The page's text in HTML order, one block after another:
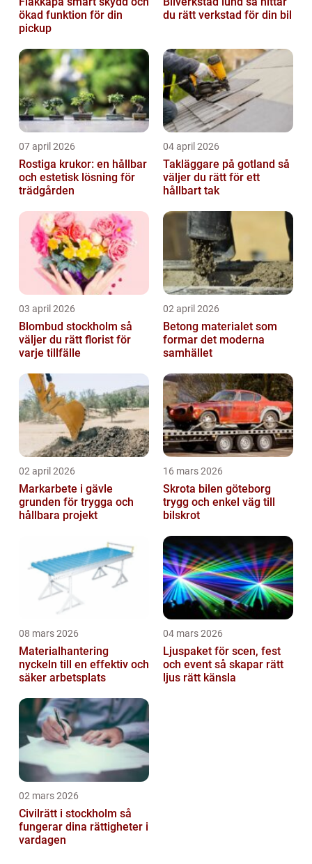
ökad funktion för din
pickup
du rätt verkstad för din bil
07 april 2026
Rostiga krukor: en hållbar
och estetisk lösning för
trädgården
04 april 2026
Takläggare på gotland så
väljer du rätt för ett
hållbart tak
03 april 2026
Blombud stockholm så
väljer du rätt florist för
varje tillfälle
02 april 2026
Betong materialet som
formar det moderna
samhället
02 april 2026
Markarbete i gävle
grunden för trygga och
hållbara projekt
16 mars 2026
Skrota bilen göteborg
trygg och enkel väg till
bilskrot
08 mars 2026
Materialhantering
nyckeln till en effektiv och
säker arbetsplats
04 mars 2026
Ljuspaket för scen, fest
och event så skapar rätt
ljus rätt känsla
02 mars 2026
Civilrätt i stockholm så
fungerar dina rättigheter i
vardagen